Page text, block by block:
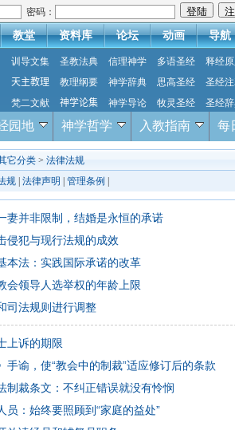
密码：
教堂 资料库 论坛 动画 导航
训导文集 圣教法典 信理神学 多语圣经 释经原
天主教理
教理纲要 神学辞典 思高圣经 圣经
梵二文献
神学论集 神学导论 牧灵圣经 圣经
园地 神学哲学 入教指南 每
它分类 > 法律法规
规 法律声明 管理条例
妻并非限制，结婚是永恒的承诺
侵犯与现行法规的成效
本法：实践国际承诺的改革
会领导人选举权的年龄上限
司法规则进行调整
上诉的期限
手谕，使“教会中的制裁”适应修订后的条款
制裁条文：不纠正错误就没有怜悯
员：始终要照顾到“家庭的益处”